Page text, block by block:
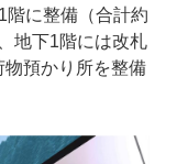
に整備（合計約
地下1階には改札
預かり所を整備